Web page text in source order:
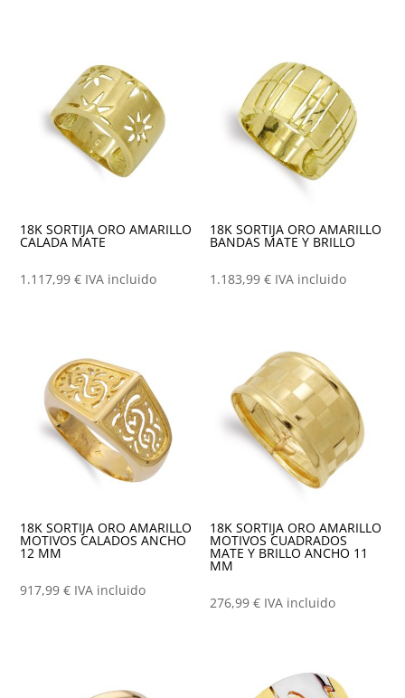
18K SORTIJA ORO AMARILLO
CALADA MATE
1.117,99€ IVA incluido
18K SORTIJA ORO AMARILLO
BANDAS MATE Y BRILLO
1.183,99€ IVA incluido
18K SORTIJA ORO AMARILLO
MOTIVOS CALADOS ANCHO
12 MM
917,99€ IVA incluido
18K SORTIJA ORO AMARILLO
MOTIVOS CUADRADOS
MATE Y BRILLO ANCHO 11
MM
276,99€ IVA incluido